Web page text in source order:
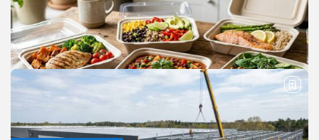
Dobrze skonfigurowane kampanie Google Ads mogą skutecznie
wspierać sprzedaż i pozyskiwanie klientów. Zanim jednak
zwiększysz budżet reklamowy, warto sprawdzić, czy reklamy
działają efektywnie. Właśnie temu służy profesjonalny audyt
Google Ads....
PUBLIKACJA: REDAKCJA 1 SIERPNIA, 2026